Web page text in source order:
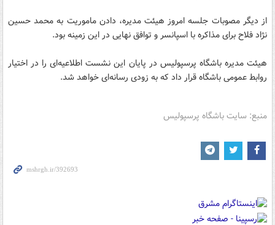
از دیگر مصوبات جلسه امروز هیئت مدیره، دادن ماموریت به محمد حسین
نژاد فلاح برای مذاکره با اسپانسر و توافق نهایی در این زمینه بود.
هیئت مدیره باشگاه پرسپولیس در پایان این نشست اطلاعیه‌ای را در اختیار
روابط عمومی باشگاه قرار داد که به زودی رسانه‌ای خواهد شد.
منبع: سایت باشگاه پرسپولیس